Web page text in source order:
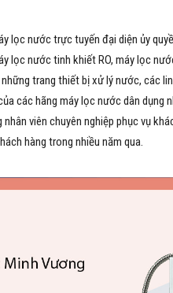
lọc nước trực tuyến đại diện ủy
lọc nước tinh khiết RO, máy lọc
trang thiết bị xử lý nước, các
các hãng máy lọc nước dân dụng
viên chuyên nghiệp phục vụ
hàng trong nhiều năm qua.